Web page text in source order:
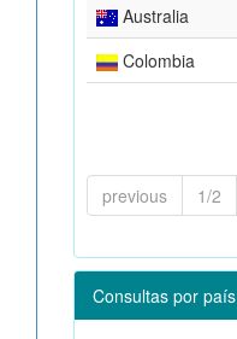
Australia
Colombia
previous 1/2
Consultas por país